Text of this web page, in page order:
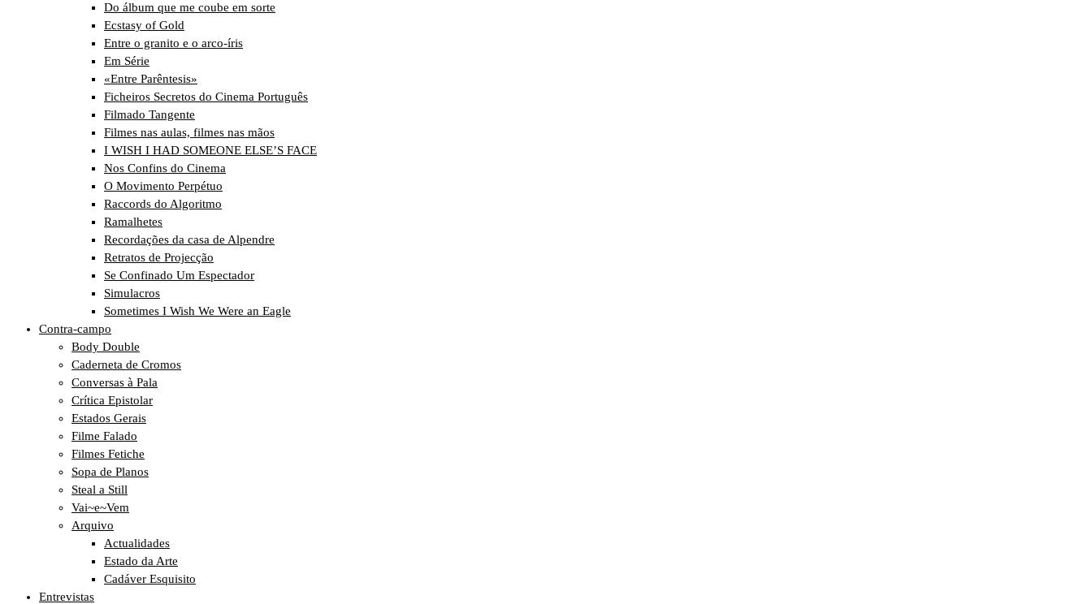
Do álbum que me coube em sorte
Ecstasy of Gold
Entre o granito e o arco-íris
Em Série
«Entre Parêntesis»
Ficheiros Secretos do Cinema Português
Filmado Tangente
Filmes nas aulas, filmes nas mãos
I WISH I HAD SOMEONE ELSE’S FACE
Nos Confins do Cinema
O Movimento Perpétuo
Raccords do Algoritmo
Ramalhetes
Recordações da casa de Alpendre
Retratos de Projecção
Se Confinado Um Espectador
Simulacros
Sometimes I Wish We Were an Eagle
Contra-campo
Body Double
Caderneta de Cromos
Conversas à Pala
Crítica Epistolar
Estados Gerais
Filme Falado
Filmes Fetiche
Sopa de Planos
Steal a Still
Vai~e~Vem
Arquivo
Actualidades
Estado da Arte
Cadáver Esquisito
Entrevistas